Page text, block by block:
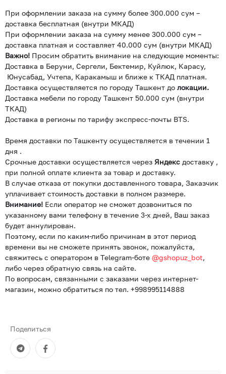
При оформлении заказа на сумму более 300.000 сум –
доставка бесплатная (внутри МКАД)
При оформлении заказа на сумму менее 300.000 сум –
доставка платная и составляет 40.000 сум (внутри МКАД)
Важно! Просим обратить внимание на следующие моменты:
Доставка в Беруни, Сергели, Бектемир, Куйлюк, Карасу,
Юнусабад, Учтепа, Каракамыш и ближе к ТКАД платная.
Доставка осуществляется по городу Ташкент до локации.
Доставка мебели по городу Ташкент 50.000 сум (внутри
ТКАД)
Доставка в регионы по тарифу экспресс-почты BTS.
Время доставки по Ташкенту осуществляется в течении 1
дня .
Срочные доставки осуществляется через Яндекс доставку ,
при полной оплате клиента за товар и доставку.
В случае отказа от покупки доставленного товара, Заказчик
уплачивает стоимость доставки в полном размере.
Внимание! Если оператор не сможет дозвониться по
указанному вами телефону в течение 3-х дней, Ваш заказ
будет аннулирован.
Поэтому, если по каким-либо причинам в этот период
времени вы не сможете принять звонок, пожалуйста,
свяжитесь с оператором в Telegram-боте @gshopuz_bot,
либо через обратную связь на сайте.
По вопросам, связанными с заказами через интернет-
магазин, можно обратиться по тел. +998995114888
Поделиться